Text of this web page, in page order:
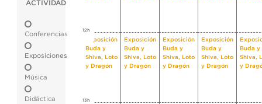
ACTIVIDAD
Conferencias
Exposiciones
Música
Didáctica
12h
Exposición
Buda y
Shiva, Loto
y Dragón
Exposición
Buda y
Shiva, Loto
y Dragón
Exposición
Buda y
Shiva, Loto
y Dragón
Exposición
Buda y
Shiva, Loto
y Dragón
Buda y
Shiva,
y
13h